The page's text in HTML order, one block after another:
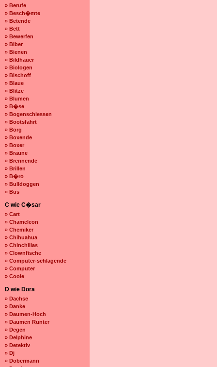
» Berufe
» Besch�mte
» Betende
» Bett
» Bewerfen
» Biber
» Bienen
» Bildhauer
» Biologen
» Bischoff
» Blaue
» Blitze
» Blumen
» B�se
» Bogenschiessen
» Bootsfahrt
» Borg
» Boxende
» Boxer
» Braune
» Brennende
» Brillen
» B�ro
» Bulldoggen
» Bus
C wie C�sar
» Cart
» Chameleon
» Chemiker
» Chihuahua
» Chinchillas
» Clownfische
» Computer-schlagende
» Computer
» Coole
D wie Dora
» Dachse
» Danke
» Daumen-Hoch
» Daumen Runter
» Degen
» Delphine
» Detektiv
» Dj
» Dobermann